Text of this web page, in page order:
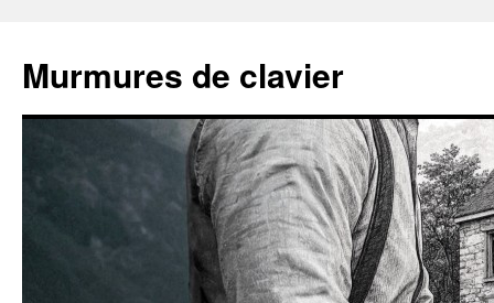
contenu
Murmures de clavier